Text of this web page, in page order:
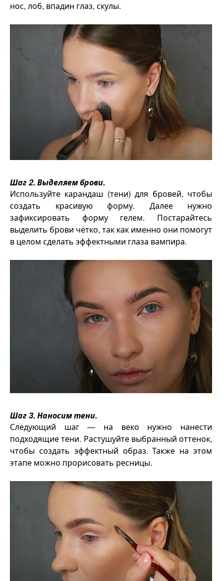
нос, лоб, впадин глаз, скулы.
Шаг 2. Выделяем брови.
Используйте карандаш (тени) для бровей, чтобы
создать красивую форму. Далее нужно
зафиксировать форму гелем. Постарайтесь
выделить брови чётко, так как именно они помогут
в целом сделать эффектными глаза вампира.
Шаг 3. Наносим тени.
Следующий шаг — на веко нужно нанести
подходящие тени. Растушуйте выбранный оттенок,
чтобы создать эффектный образ. Также на этом
этапе можно прорисовать ресницы.